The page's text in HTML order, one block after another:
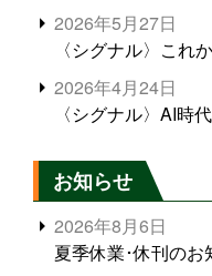
2026年5月27日
〈シグナル〉これ
2026年4月24日
〈シグナル〉AI時
お知らせ
2026年8月6日
夏季休業･休刊の